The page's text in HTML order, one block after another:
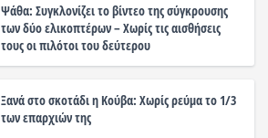
Ψάθα: Συγκλονίζει το βίντεο της σύγκρουσης
των δύο ελικοπτέρων – Χωρίς τις αισθήσεις
τους οι πιλότοι του δεύτερου
Ξανά στο σκοτάδι η Κούβα: Χωρίς ρεύμα το 1/3
των επαρχιών της